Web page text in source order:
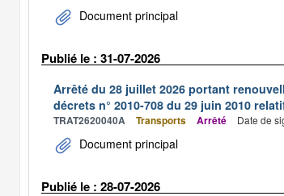
Document principal
Publié le : 31-07-2026
Arrêté du 28 juillet 2026 portant
décrets n° 2010-708 du 29 juin 2010
TRAT2620040A Transports Arrêté Date de
Document principal
Publié le : 28-07-2026